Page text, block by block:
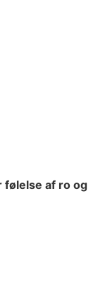
følelse af ro og